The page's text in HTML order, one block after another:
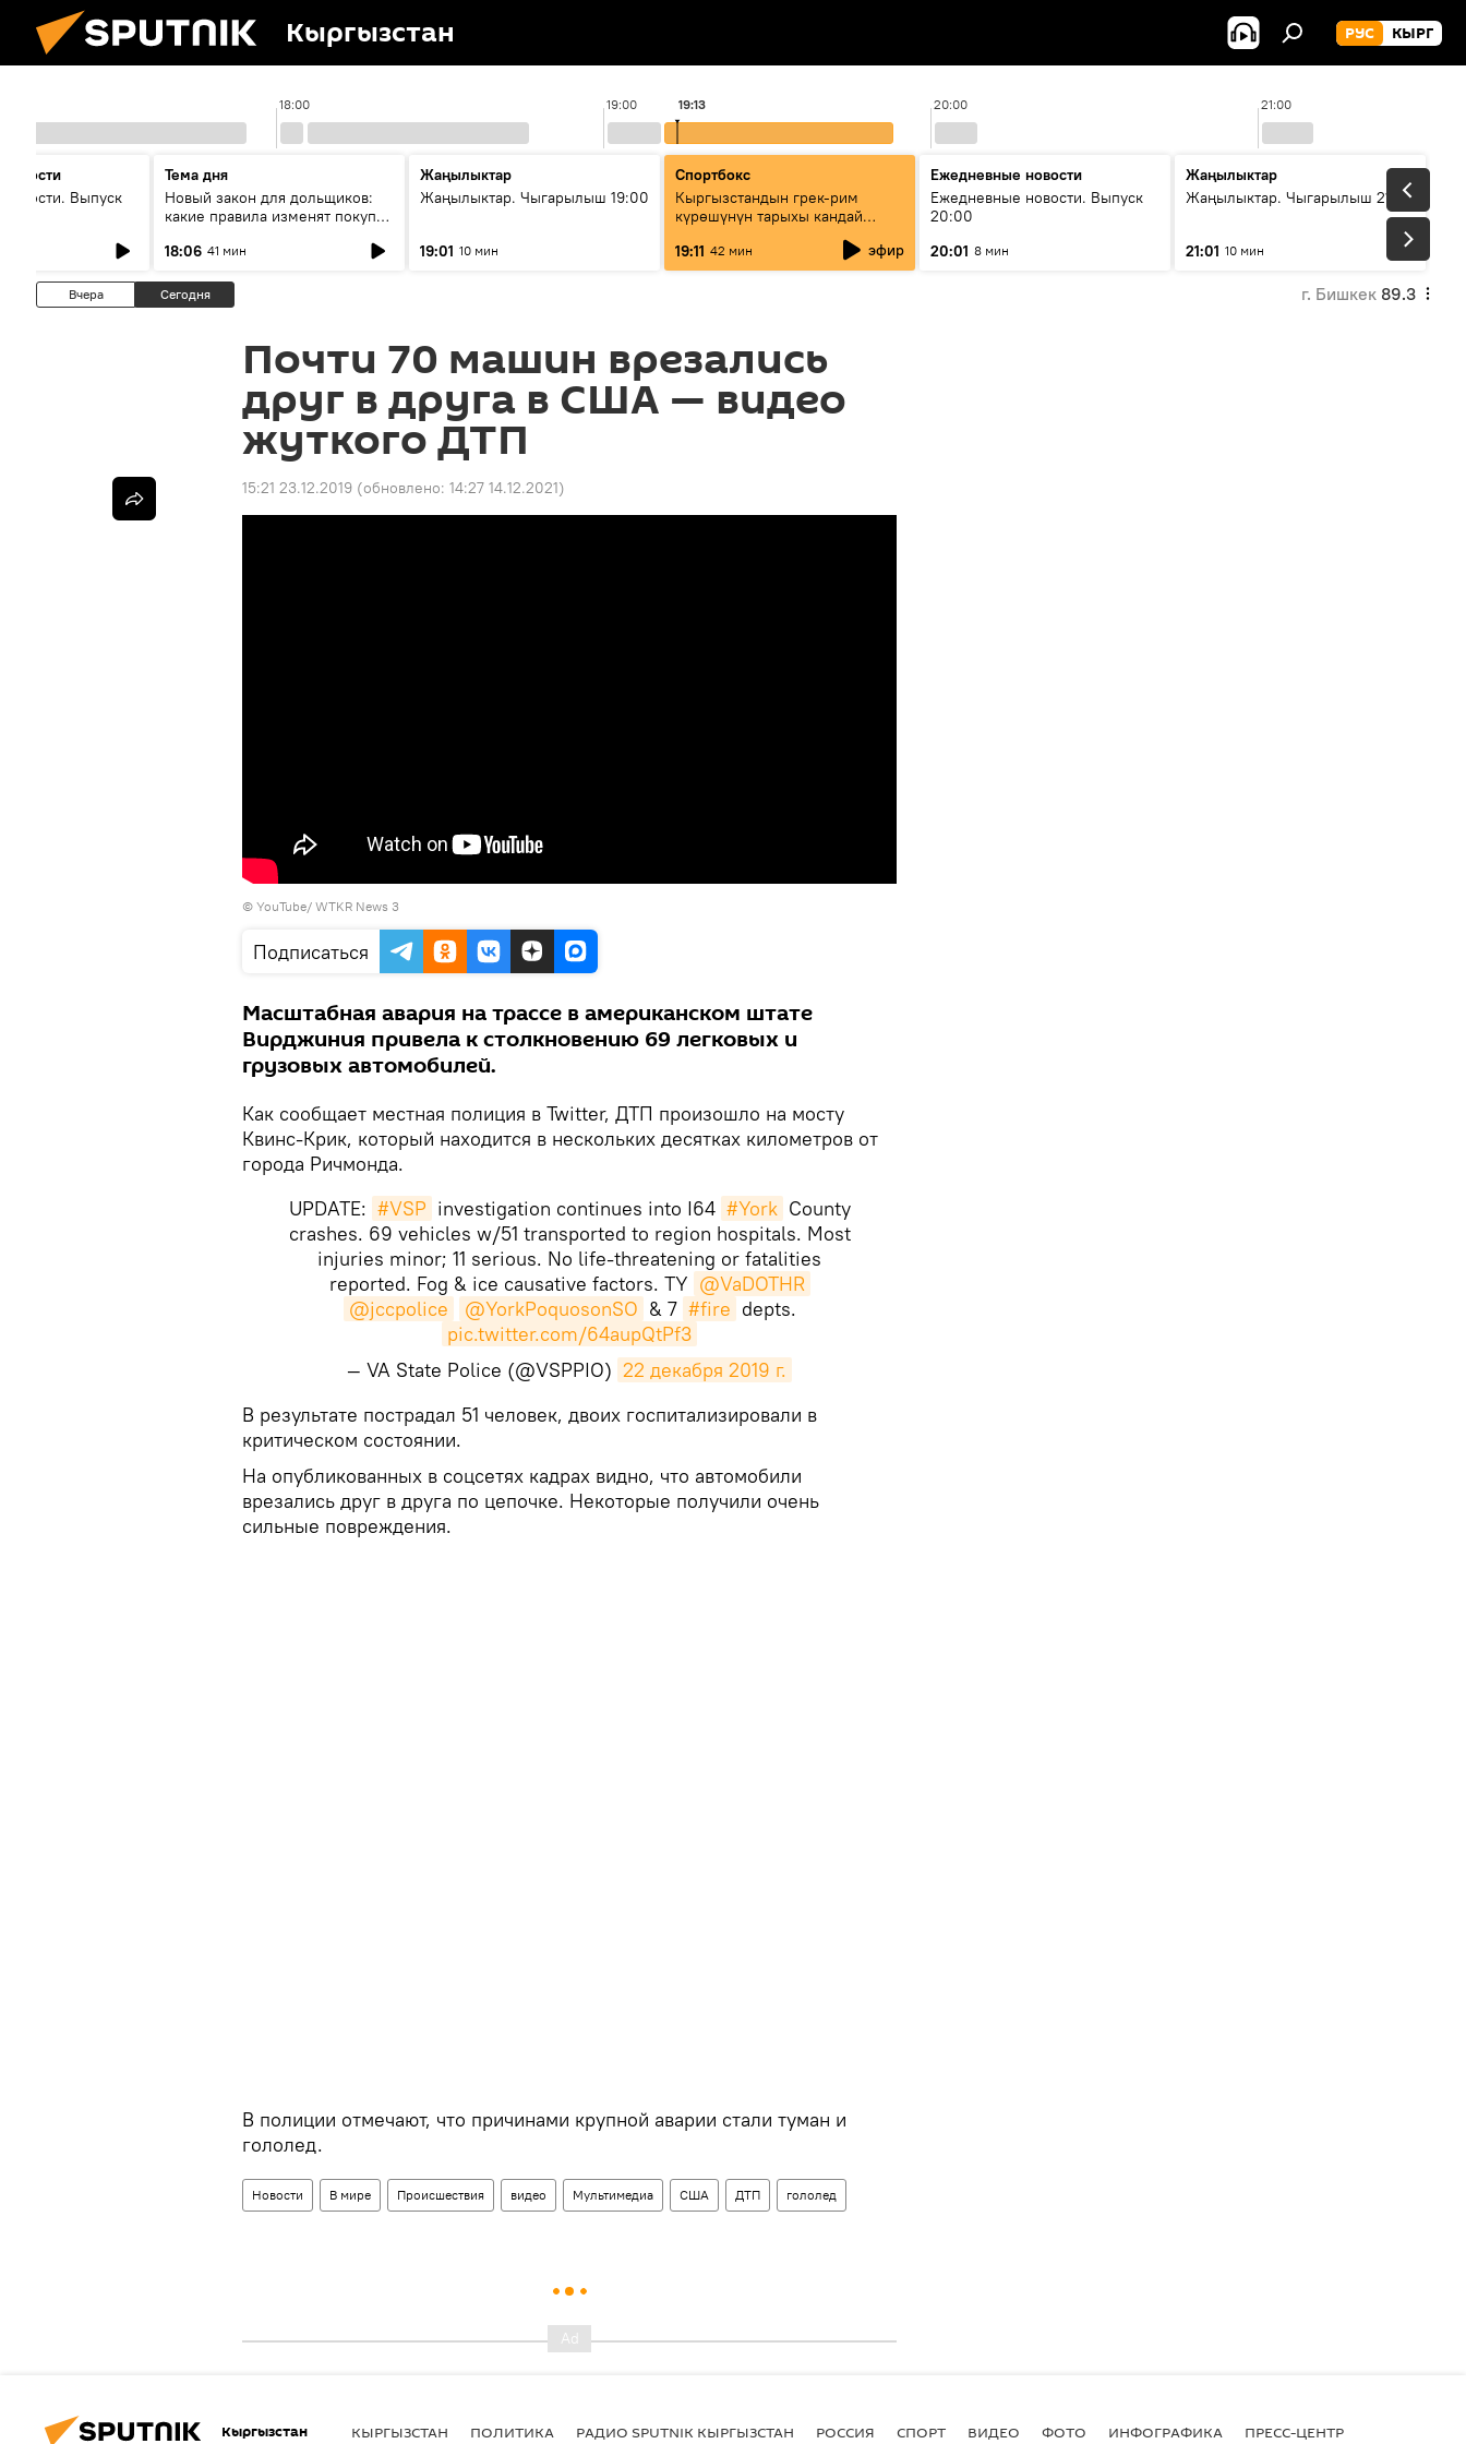
Кыргызстан РУС КЫРГ
18:00 19:00 20:00 21:00
19:13
Выпуск
Тема дня
Новый закон для дольщиков:
какие правила изменят покупку
18:06 41 мин
Жаңылыктар
Жаңылыктар. Чыгарылыш 19:00
19:01 10 мин
Спортбокс
Кыргызстандын грек-рим
күрөшүнүн тарыхы кандай
19:11 42 мин эфир
Ежедневные новости
Ежедневные новости. Выпуск
20:00
20:01 8 мин
Жаңылыктар
Жаңылыктар. Чыгарылыш 21:00
21:01 10 мин
Вчера Сегодня г. Бишкек 89.3
Почти 70 машин врезались
друг в друга в США — видео
жуткого ДТП
15:21 23.12.2019 (обновлено: 14:27 14.12.2021)
© YouTube/ WTKR News 3
Подписаться
Масштабная авария на трассе в американском штате
Вирджиния привела к столкновению 69 легковых и
грузовых автомобилей.
Как сообщает местная полиция в Twitter, ДТП произошло на мосту
Квинс-Крик, который находится в нескольких десятках километров от
города Ричмонда.
UPDATE: #VSP investigation continues into I64 #York County
crashes. 69 vehicles w/51 transported to region hospitals. Most
injuries minor; 11 serious. No life-threatening or fatalities
reported. Fog & ice causative factors. TY @VaDOTHR
@jccpolice
@YorkPoquosonSO & 7 #fire depts.
pic.twitter.com/64aupQtPf3
— VA State Police (@VSPPIO) 22 декабря 2019 г.
​В результате пострадал 51 человек, двоих госпитализировали в
критическом состоянии.
На опубликованных в соцсетях кадрах видно, что автомобили
врезались друг в друга по цепочке. Некоторые получили очень
сильные повреждения.
В полиции отмечают, что причинами крупной аварии стали туман и
гололед.
Новости В мире Происшествия видео Мультимедиа США ДТП гололед
Кыргызстан КЫРГЫЗСТАН ПОЛИТИКА РАДИО SPUTNIK КЫРГЫЗСТАН РОССИЯ СПОРТ ВИДЕО ФОТО ИНФОГРАФИКА ПРЕСС-ЦЕНТР